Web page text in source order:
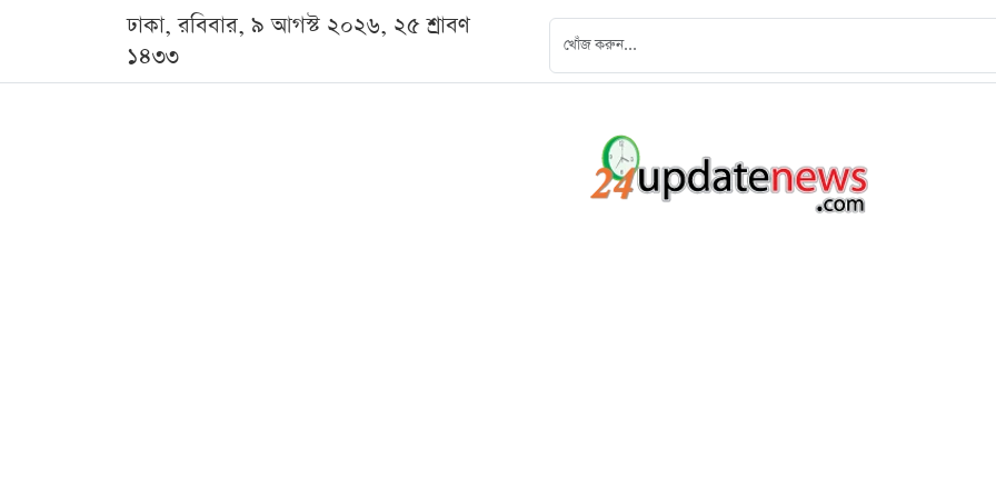
ঢাকা, রবিবার, ৯ আগস্ট ২০২৬, ২৫ শ্রাবণ
১৪৩৩